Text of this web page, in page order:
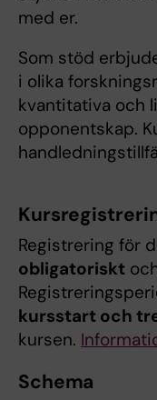
med er.
Som stöd
i olika
kvantitativa och
opponentskap.
Registrering för
obligatoriskt
kursstart och
kursen.
Schema